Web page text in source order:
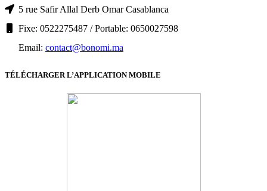
5 rue Safir Allal Derb Omar Casablanca
Fixe: 0522275487 / Portable: 0650027598
Email: contact@bonomi.ma
TÉLÉCHARGER L’APPLICATION MOBILE